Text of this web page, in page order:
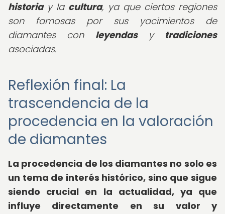
historiay la cultura, ya que ciertas regiones
son famosas por sus yacimientos de
diamantes con leyendasy tradiciones
asociadas.
Reflexión final: La
trascendencia de la
procedencia en la valoración
de diamantes
La procedencia de los diamantes no solo es
un tema de interés histórico, sino que sigue
siendo crucial en la actualidad, ya que
influye directamente en su valor y